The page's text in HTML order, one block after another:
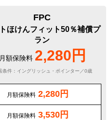
FPC
ほけんフィット50％補償プ
ラン
月額保険料 2,280円
条件：イングリッシュ・ポインター／0歳
月額保険料 2,280円
月額保険料 3,530円